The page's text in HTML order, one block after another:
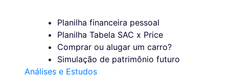
Planilha financeira pessoal
Planilha Tabela SAC x Price
Comprar ou alugar um carro?
Simulação de patrimônio futuro
Análises e Estudos